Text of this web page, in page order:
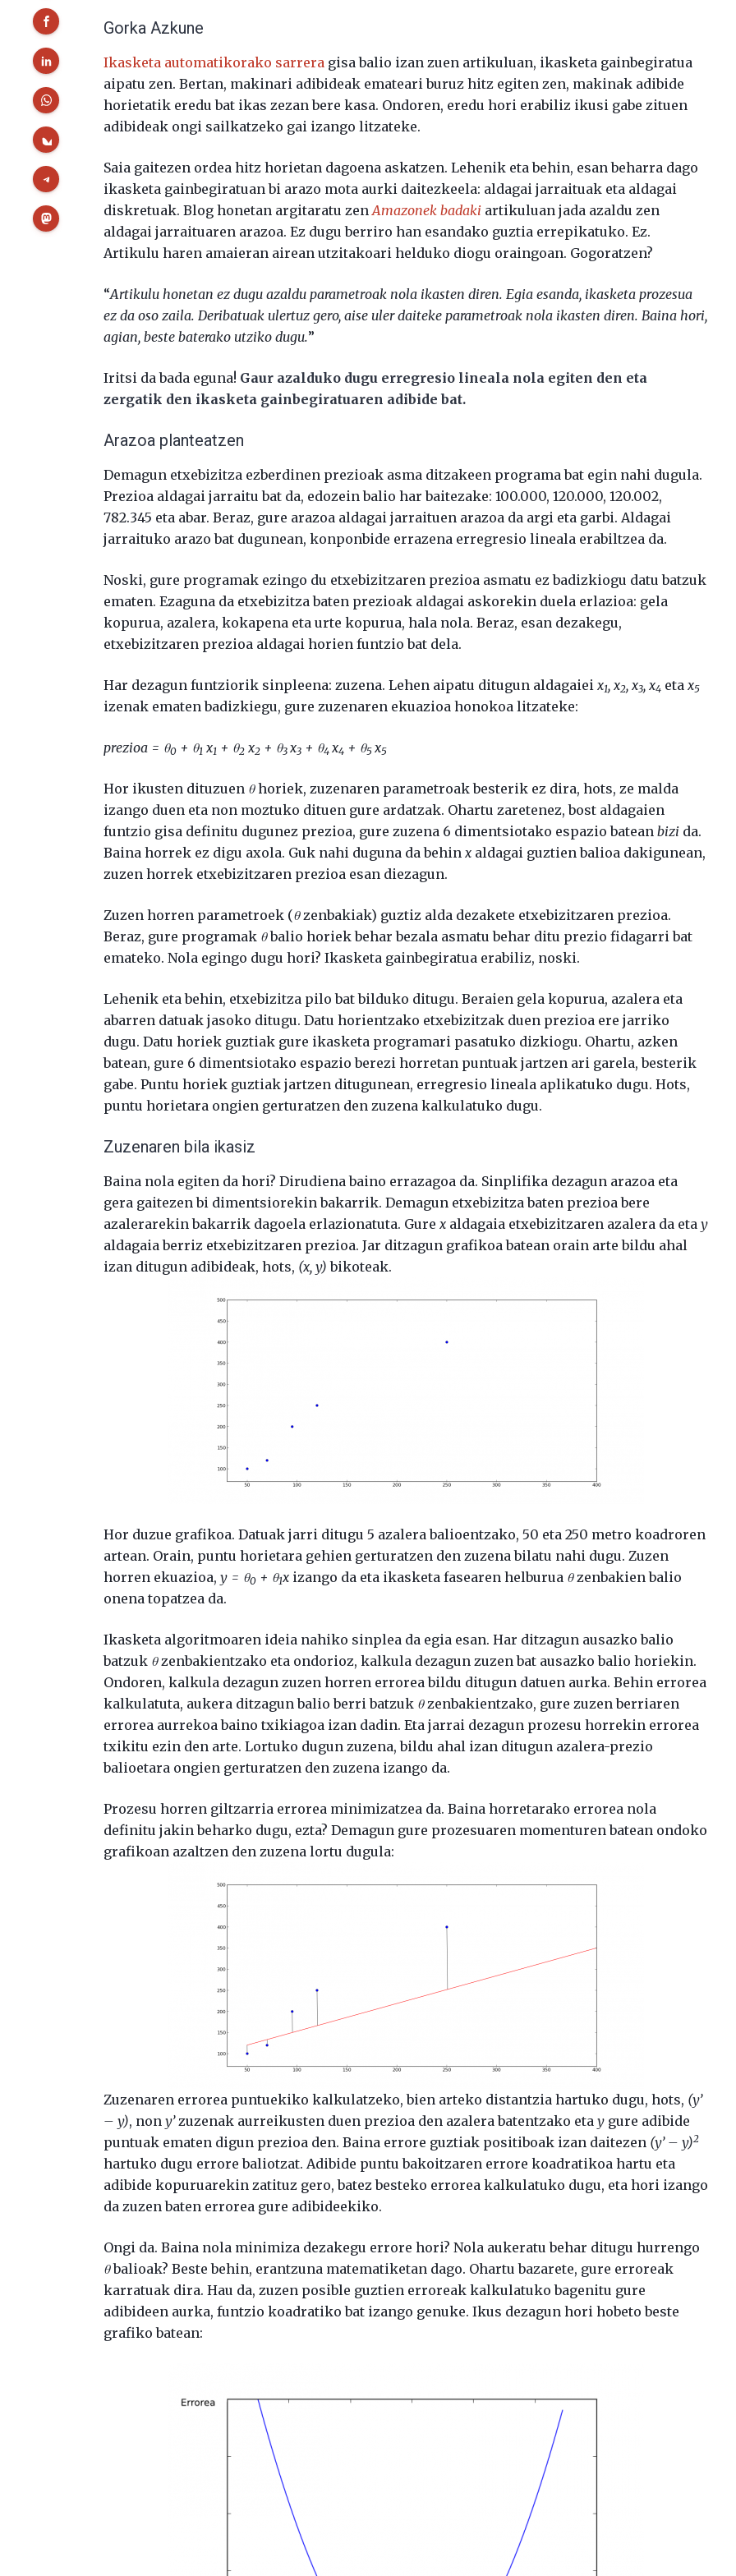
Gorka Azkune
Ikasketa automatikorako sarrera gisa balio izan zuen artikuluan, ikasketa gainbegiratua
aipatu zen. Bertan, makinari adibideak emateari buruz hitz egiten zen, makinak adibide
horietatik eredu bat ikas zezan bere kasa. Ondoren, eredu hori erabiliz ikusi gabe zituen
adibideak ongi sailkatzeko gai izango litzateke.
Saia gaitezen ordea hitz horietan dagoena askatzen. Lehenik eta behin, esan beharra dago
ikasketa gainbegiratuan bi arazo mota aurki daitezkeela: aldagai jarraituak eta aldagai
diskretuak. Blog honetan argitaratu zenAmazonek badaki artikuluan jada azaldu zen
aldagai jarraituaren arazoa. Ez dugu berriro han esandako guztia errepikatuko. Ez.
Artikulu haren amaieran airean utzitakoari helduko diogu oraingoan. Gogoratzen?
“Artikulu honetan ez dugu azaldu parametroak nola ikasten diren. Egia esanda, ikasketa prozesua
ez da oso zaila. Deribatuak ulertuz gero, aise uler daiteke parametroak nola ikasten diren. Baina hori,
agian, beste baterako utziko dugu.”
Iritsi da bada eguna! Gaur azalduko dugu erregresio lineala nola egiten den eta
zergatik den ikasketa gainbegiratuaren adibide bat.
Arazoa planteatzen
Demagun etxebizitza ezberdinen prezioak asma ditzakeen programa bat egin nahi dugula.
Prezioa aldagai jarraitu bat da, edozein balio har baitezake: 100.000, 120.000, 120.002,
782.345 eta abar. Beraz, gure arazoa aldagai jarraituen arazoa da argi eta garbi. Aldagai
jarraituko arazo bat dugunean, konponbide errazena erregresio lineala erabiltzea da.
Noski, gure programak ezingo du etxebizitzaren prezioa asmatu ez badizkiogu datu batzuk
ematen. Ezaguna da etxebizitza baten prezioak aldagai askorekin duela erlazioa: gela
kopurua, azalera, kokapena eta urte kopurua, hala nola. Beraz, esan dezakegu,
etxebizitzaren prezioa aldagai horien funtzio bat dela.
Har dezagun funtziorik sinpleena: zuzena. Lehen aipatu ditugun aldagaieix1, x2, x3, x4 etax5
izenak ematen badizkiegu, gure zuzenaren ekuazioa honokoa litzateke:
prezioa = θ0 + θ1 x1 + θ2 x2 + θ3x3 + θ4x4 + θ5x5
Hor ikusten dituzuen θhoriek, zuzenaren parametroak besterik ez dira, hots, ze malda
izango duen eta non moztuko dituen gure ardatzak. Ohartu zaretenez, bost aldagaien
funtzio gisa definitu dugunez prezioa, gure zuzena 6 dimentsiotako espazio bateanbizi da.
Baina horrek ez digu axola. Guk nahi duguna da behinx aldagai guztien balioa dakigunean,
zuzen horrek etxebizitzaren prezioa esan diezagun.
Zuzen horren parametroek (θzenbakiak) guztiz alda dezakete etxebizitzaren prezioa.
Beraz, gure programak θbalio horiek behar bezala asmatu behar ditu prezio fidagarri bat
emateko. Nola egingo dugu hori? Ikasketa gainbegiratua erabiliz, noski.
Lehenik eta behin, etxebizitza pilo bat bilduko ditugu. Beraien gela kopurua, azalera eta
abarren datuak jasoko ditugu. Datu horientzako etxebizitzak duen prezioa ere jarriko
dugu. Datu horiek guztiak gure ikasketa programari pasatuko dizkiogu. Ohartu, azken
batean, gure 6 dimentsiotako espazio berezi horretan puntuak jartzen ari garela, besterik
gabe. Puntu horiek guztiak jartzen ditugunean, erregresio lineala aplikatuko dugu. Hots,
puntu horietara ongien gerturatzen den zuzena kalkulatuko dugu.
Zuzenaren bila ikasiz
Baina nola egiten da hori? Dirudiena baino errazagoa da. Sinplifika dezagun arazoa eta
gera gaitezen bi dimentsiorekin bakarrik. Demagun etxebizitza baten prezioa bere
azalerarekin bakarrik dagoela erlazionatuta. Gurex aldagaia etxebizitzaren azalera da etay
aldagaia berriz etxebizitzaren prezioa. Jar ditzagun grafikoa batean orain arte bildu ahal
izan ditugun adibideak, hots, (x, y)bikoteak.
Hor duzue grafikoa. Datuak jarri ditugu 5 azalera balioentzako, 50 eta 250 metro koadroren
artean. Orain, puntu horietara gehien gerturatzen den zuzena bilatu nahi dugu. Zuzen
horren ekuazioa,y = θ0 + θ1x izango da eta ikasketa fasearen helburua θzenbakien balio
onena topatzea da.
Ikasketa algoritmoaren ideia nahiko sinplea da egia esan. Har ditzagun ausazko balio
batzuk θzenbakientzako eta ondorioz, kalkula dezagun zuzen bat ausazko balio horiekin.
Ondoren, kalkula dezagun zuzen horren errorea bildu ditugun datuen aurka. Behin errorea
kalkulatuta, aukera ditzagun balio berri batzuk θzenbakientzako, gure zuzen berriaren
errorea aurrekoa baino txikiagoa izan dadin. Eta jarrai dezagun prozesu horrekin errorea
txikitu ezin den arte. Lortuko dugun zuzena, bildu ahal izan ditugun azalera-prezio
balioetara ongien gerturatzen den zuzena izango da.
Prozesu horren giltzarria errorea minimizatzea da. Baina horretarako errorea nola
definitu jakin beharko dugu, ezta? Demagun gure prozesuaren momenturen batean ondoko
grafikoan azaltzen den zuzena lortu dugula:
Zuzenaren errorea puntuekiko kalkulatzeko, bien arteko distantzia hartuko dugu, hots, (y’
– y), nony’zuzenak aurreikusten duen prezioa den azalera batentzako etay gure adibide
puntuak ematen digun prezioa den. Baina errore guztiak positiboak izan daitezen (y’ – y)2
hartuko dugu errore baliotzat. Adibide puntu bakoitzaren errore koadratikoa hartu eta
adibide kopuruarekin zatituz gero, batez besteko errorea kalkulatuko dugu, eta hori izango
da zuzen baten errorea gure adibideekiko.
Ongi da. Baina nola minimiza dezakegu errore hori? Nola aukeratu behar ditugu hurrengo
θbalioak? Beste behin, erantzuna matematiketan dago. Ohartu bazarete, gure erroreak
karratuak dira. Hau da, zuzen posible guztien erroreak kalkulatuko bagenitu gure
adibideen aurka, funtzio koadratiko bat izango genuke. Ikus dezagun hori hobeto beste
grafiko batean: